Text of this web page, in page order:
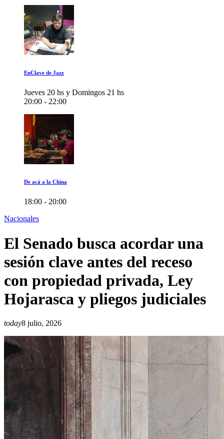
EnClave de Jazz
Jueves 20 hs y Domingos 21 hs
20:00 - 22:00
De acá a la China
18:00 - 20:00
Nacionales
El Senado busca acordar una
sesión clave antes del receso
con propiedad privada, Ley
Hojarasca y pliegos judiciales
today8 julio, 2026